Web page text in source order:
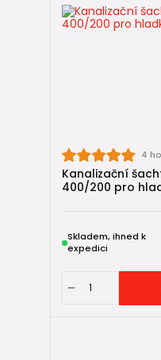
4
Kanalizační
400/200 pro
Skladem, ihned k
expedici